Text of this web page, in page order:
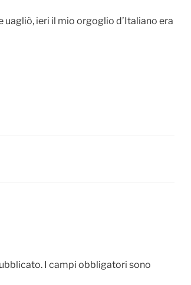
uagliò, ieri il mio orgoglio d’Italiano era
I campi obbligatori sono